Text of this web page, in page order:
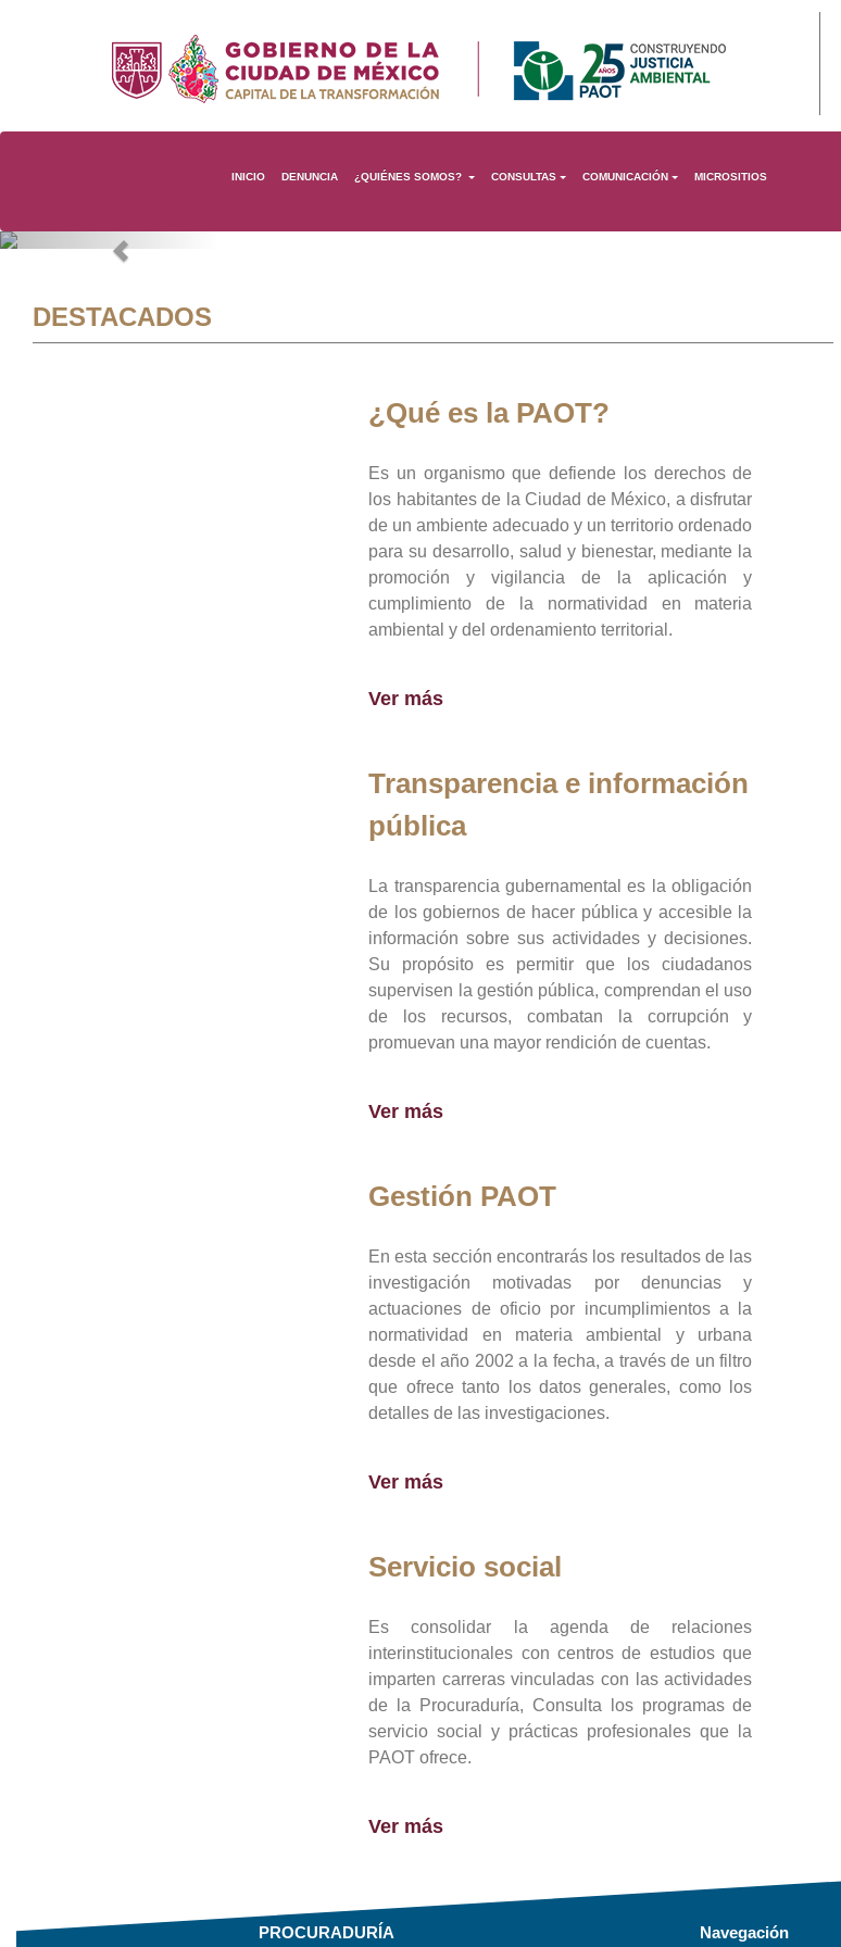
INICIO DENUNCIA ¿QUIÉNES SOMOS? CONSULTAS COMUNICACIÓN MICROSITIOS
Previous
DESTACADOS
¿Qué es la PAOT?
Es un organismo que defiende los derechos de
los habitantes de la Ciudad de México, a disfrutar
de un ambiente adecuado y un territorio ordenado
para su desarrollo, salud y bienestar, mediante la
promoción y vigilancia de la aplicación y
cumplimiento de la normatividad en materia
ambiental y del ordenamiento territorial.
Ver más
Transparencia e información
pública
La transparencia gubernamental es la obligación
de los gobiernos de hacer pública y accesible la
información sobre sus actividades y decisiones.
Su propósito es permitir que los ciudadanos
supervisen la gestión pública, comprendan el uso
de los recursos, combatan la corrupción y
promuevan una mayor rendición de cuentas.
Ver más
Gestión PAOT
En esta sección encontrarás los resultados de las
investigación motivadas por denuncias y
actuaciones de oficio por incumplimientos a la
normatividad en materia ambiental y urbana
desde el año 2002 a la fecha, a través de un filtro
que ofrece tanto los datos generales, como los
detalles de las investigaciones.
Ver más
Servicio social
Es consolidar la agenda de relaciones
interinstitucionales con centros de estudios que
imparten carreras vinculadas con las actividades
de la Procuraduría, Consulta los programas de
servicio social y prácticas profesionales que la
PAOT ofrece.
Ver más
PROCURADURÍA Navegación